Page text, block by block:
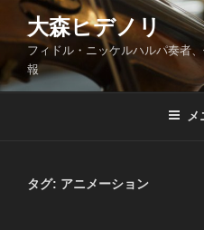
ン
ツ
大森ヒデノリ
フィドル・ニッケルハルパ奏者
報
メ
タグ: アニメーション